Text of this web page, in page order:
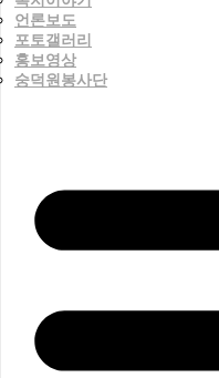
언론보도
포토갤러리
홍보영상
숭덕원봉사단